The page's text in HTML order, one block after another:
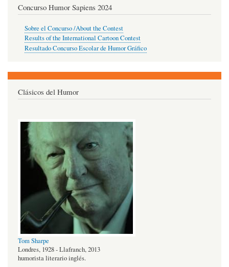
Concurso Humor Sapiens 2024
Sobre el Concurso /About the Contest
Results of the International Cartoon Contest
Resultado Concurso Escolar de Humor Gráfico
Clásicos del Humor
Tom Sharpe
Londres, 1928 - Llafranch, 2013
humorista literario inglés.